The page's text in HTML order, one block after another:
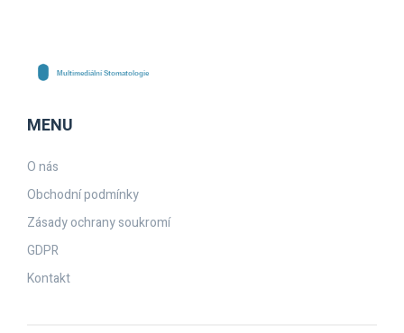
MENU
O nás
Obchodní podmínky
Zásady ochrany soukromí
GDPR
Kontakt